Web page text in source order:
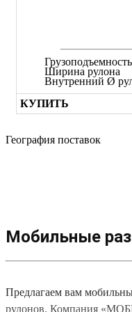
Грузоподъемность
Ширина рулона
Внутренний Ø
КУПИТЬ
География поставок
Мобильные
Предлагаем вам
рулонов. Компания